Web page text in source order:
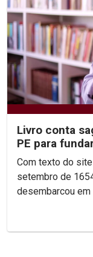
Livro conta
PE para
Com texto do site
setembro de
desembarcou em